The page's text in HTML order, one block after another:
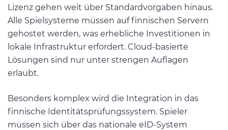
Lizenz gehen weit über Standardvorgaben hinaus.
Alle Spielsysteme müssen auf finnischen Servern
gehostet werden, was erhebliche Investitionen in
lokale Infrastruktur erfordert. Cloud-basierte
Lösungen sind nur unter strengen Auflagen
erlaubt.
Besonders komplex wird die Integration in das
finnische Identitätsprüfungssystem. Spieler
müssen sich über das nationale eID-System